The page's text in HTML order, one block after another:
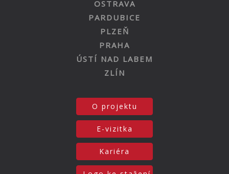
OSTRAVA
PARDUBICE
PLZEŇ
PRAHA
ÚSTÍ NAD LABEM
ZLÍN
O projektu
E-vizitka
Kariéra